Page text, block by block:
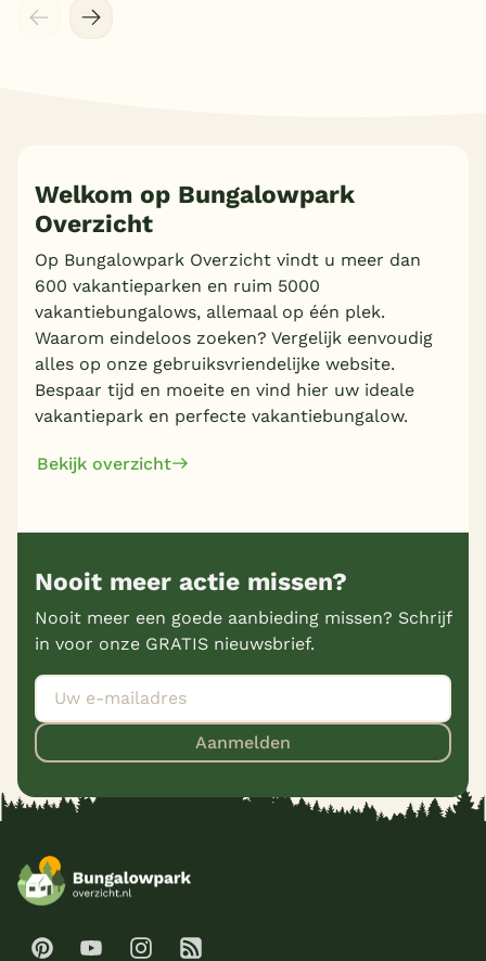
Welkom op Bungalowpark
Overzicht
Op Bungalowpark Overzicht vindt u meer dan
600 vakantieparken en ruim 5000
vakantiebungalows, allemaal op één plek.
Waarom eindeloos zoeken? Vergelijk eenvoudig
alles op onze gebruiksvriendelijke website.
Bespaar tijd en moeite en vind hier uw ideale
vakantiepark en perfecte vakantiebungalow.
Bekijk overzicht
Nooit meer actie missen?
Nooit meer een goede aanbieding missen? Schrijf
in voor onze GRATIS nieuwsbrief.
Aanmelden